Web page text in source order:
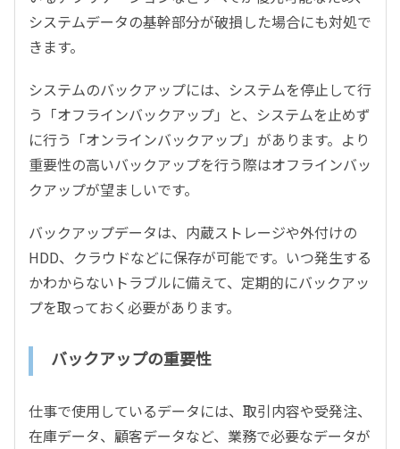
システムデータの基幹部分が破損した場合にも対処で
きます。
システムのバックアップには、システムを停止して行
う「オフラインバックアップ」と、システムを止めず
に行う「オンラインバックアップ」があります。より
重要性の高いバックアップを行う際はオフラインバッ
クアップが望ましいです。
バックアップデータは、内蔵ストレージや外付けの
HDD、クラウドなどに保存が可能です。いつ発生する
かわからないトラブルに備えて、定期的にバックアッ
プを取っておく必要があります。
バックアップの重要性
仕事で使用しているデータには、取引内容や受発注、
在庫データ、顧客データなど、業務で必要なデータが